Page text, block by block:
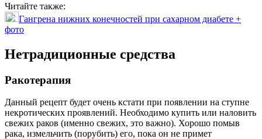
Читайте также:
Гангрена нижних конечностей при сахарном диабете +
фото
Нетрадиционные средства
Ракотерапия
Данный рецепт будет очень кстати при появлении на ступне
некротических проявлений. Необходимо купить или наловить
свежих раков (именно свежих, это важно). Хорошо помыв
рака, измельчить (порубить) его, пока он не примет